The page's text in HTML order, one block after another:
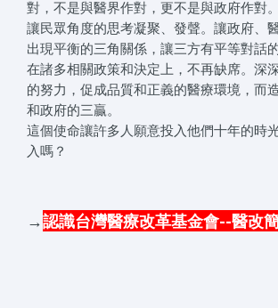
對，不是與醫界作對，更不是與政府作對
讓民眾角度的思考凝聚、發聲。讓政府、
出現平衡的三角關係，讓三方有平等對話
在諸多相關政策和決定上，不再缺席。深
的努力，促成品質和正義的醫療環境，而
和政府的三贏。
這個使命讓許多人願意投入他們十年的時
入嗎？
→認識台灣醫療改革基金會--醫改